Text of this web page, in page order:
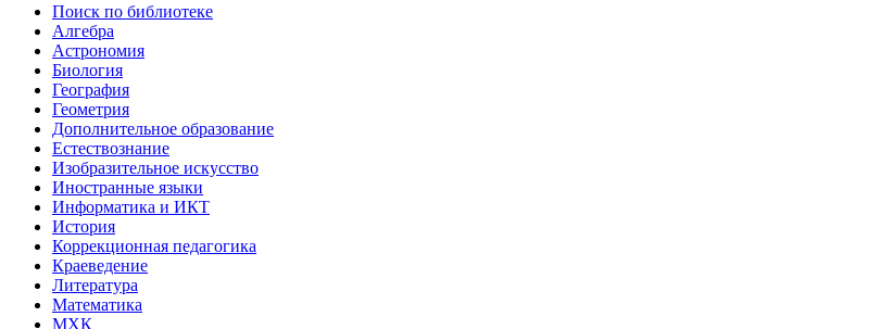
Поиск по библиотеке
Алгебра
Астрономия
Биология
География
Геометрия
Дополнительное образование
Естествознание
Изобразительное искусство
Иностранные языки
Информатика и ИКТ
История
Коррекционная педагогика
Краеведение
Литература
Математика
МХК